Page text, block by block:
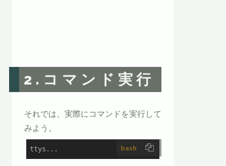
2.コマンド実行
それでは、実際にコマンドを実行して
みよう。
bash
ttys...